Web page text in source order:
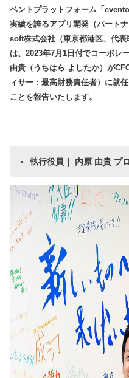
ベントプラットフォーム「
実績を誇るアプリ開発（パート
soft株式会社（東京都港区、代表
は、2023年7月1日付でコーポレ
由貴（うちはら よしたか）が
ィサー：最高財務責任者）に就
ことを報告いたします。
執行役員｜ 内原 由貴 プ